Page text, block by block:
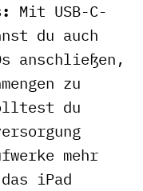
Mit USB-C-
du auch
anschließen,
zu
du
mehr
iPad